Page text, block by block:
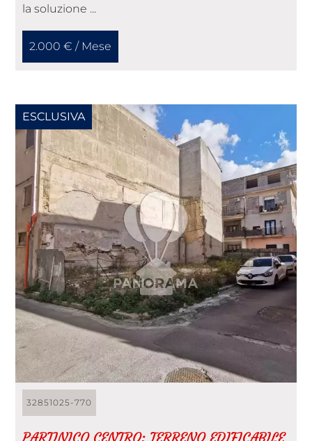
la soluzione ...
2.000 € / Mese
32851025-770
PARTINICO CENTRO: TERRENO EDIFICABILE
ESCLUSIVA